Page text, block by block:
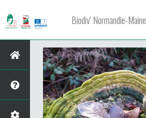
Biodiv' Normandie-Maine